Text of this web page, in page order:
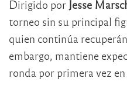
Dirigido por Jesse
torneo sin su principal
quien continúa
embargo, mantiene
ronda por primera vez